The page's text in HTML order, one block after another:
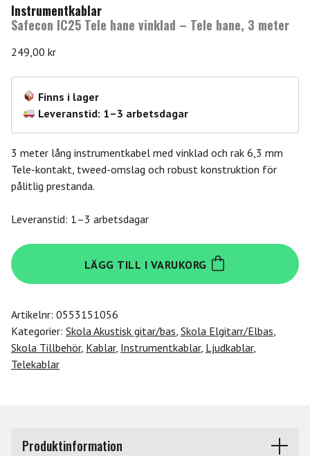
Instrumentkablar
Safecon IC25 Tele hane vinklad – Tele hane, 3 meter
249,00 kr
Finns i lager
Leveranstid: 1–3 arbetsdagar
3 meter lång instrumentkabel med vinklad och rak 6,3 mm
Tele-kontakt, tweed-omslag och robust konstruktion för
pålitlig prestanda.
Leveranstid: 1–3 arbetsdagar
Safecon
IC25
Tele
vinklad
–
Tele
hane,
LÄGG TILL I VARUKORG
Artikelnr: 0553151056
Kategorier: Skola Akustisk gitar/bas Skola Elgitarr/Elbas
Skola Tillbehör, Kablar, Instrumentkablar, Ljudkablar,
Telekablar
Produktinformation